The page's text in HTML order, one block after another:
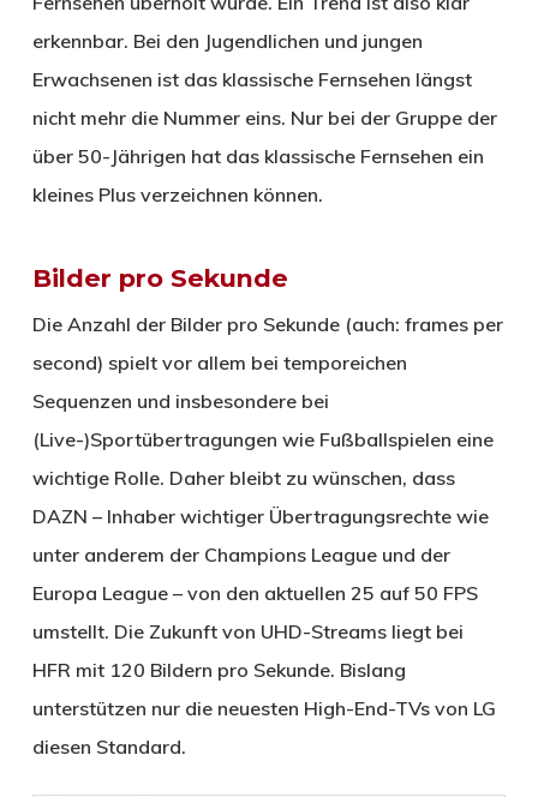
erkennbar. Bei den Jugendlichen und jungen
Erwachsenen ist das klassische Fernsehen längst
nicht mehr die Nummer eins. Nur bei der Gruppe der
über 50-Jährigen hat das klassische Fernsehen ein
kleines Plus verzeichnen können.
Bilder pro Sekunde
Die Anzahl der Bilder pro Sekunde (auch: frames per
second) spielt vor allem bei temporeichen
Sequenzen und insbesondere bei
(Live-)Sportübertragungen wie Fußballspielen eine
wichtige Rolle. Daher bleibt zu wünschen, dass
DAZN – Inhaber wichtiger Übertragungsrechte wie
unter anderem der Champions League und der
Europa League – von den aktuellen 25 auf 50 FPS
umstellt. Die Zukunft von UHD-Streams liegt bei
HFR mit 120 Bildern pro Sekunde. Bislang
unterstützen nur die neuesten High-End-TVs von LG
diesen Standard.